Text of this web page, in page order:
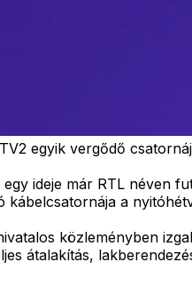
egyik vergődő
ideje már RTL néven
kábelcsatornája a
közleményben
átalakítás,